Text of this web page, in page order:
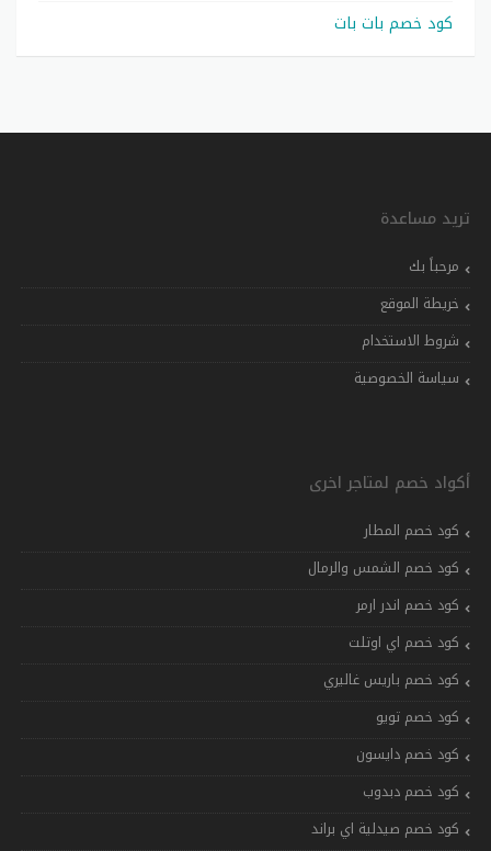
كود خصم بات بات
تريد مساعدة
مرحباً بك
خريطة الموقع
شروط الاستخدام
سياسة الخصوصية
أكواد خصم لمتاجر اخرى
كود خصم المطار
كود خصم الشمس والرمال
كود خصم اندر ارمر
كود خصم اي اوتلت
كود خصم باريس غاليري
كود خصم تويو
كود خصم دايسون
كود خصم دبدوب
كود خصم صيدلية اي براند